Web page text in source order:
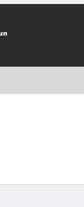
İMZALANDI
PROF. DR. ŞEBNEM
EDİP AKBAYRAM
YARIŞMASI
KIBRIS’IN EN